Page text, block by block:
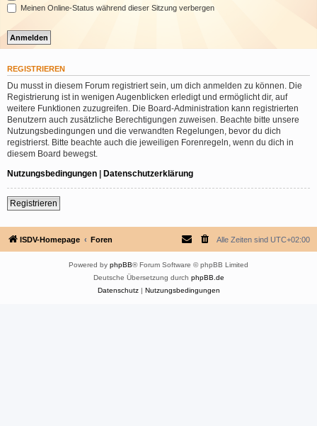
Meinen Online-Status während dieser Sitzung verbergen
REGISTRIEREN
Du musst in diesem Forum registriert sein, um dich anmelden zu können. Die
Registrierung ist in wenigen Augenblicken erledigt und ermöglicht dir, auf
weitere Funktionen zuzugreifen. Die Board-Administration kann registrierten
Benutzern auch zusätzliche Berechtigungen zuweisen. Beachte bitte unsere
Nutzungsbedingungen und die verwandten Regelungen, bevor du dich
registrierst. Bitte beachte auch die jeweiligen Forenregeln, wenn du dich in
diesem Board bewegst.
Nutzungsbedingungen | Datenschutzerklärung
Registrieren
ISDV-Homepage Foren Alle Zeiten sind UTC+02:00
Powered by phpBB® Forum Software © phpBB Limited
Deutsche Übersetzung durch phpBB.de
Datenschutz| Nutzungsbedingungen